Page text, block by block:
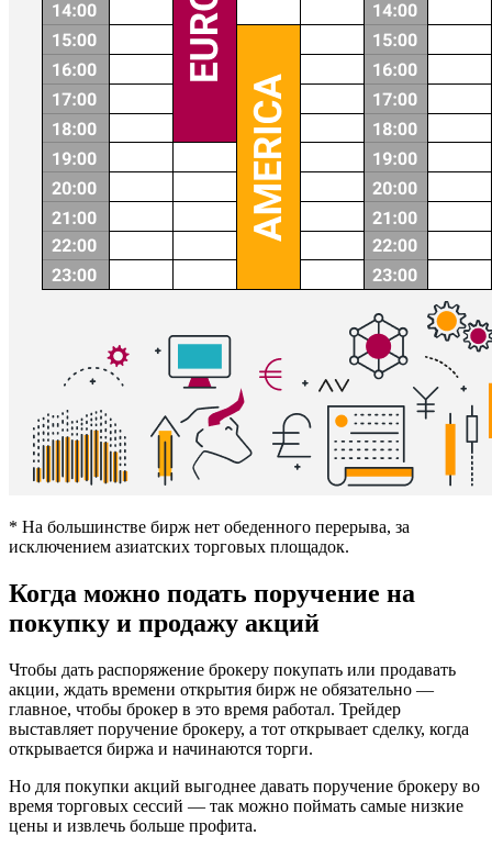
* На большинстве бирж нет обеденного перерыва, за
исключением азиатских торговых площадок.
Когда можно подать поручение на
покупку и продажу акций
Чтобы дать распоряжение брокеру покупать или продавать
акции, ждать времени открытия бирж не обязательно —
главное, чтобы брокер в это время работал. Трейдер
выставляет поручение брокеру, а тот открывает сделку, когда
открывается биржа и начинаются торги.
Но для покупки акций выгоднее давать поручение брокеру во
время торговых сессий — так можно поймать самые низкие
цены и извлечь больше профита.